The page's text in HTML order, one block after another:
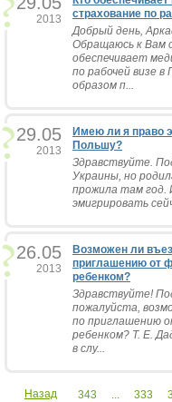
2013
страхование по
Добрый день,
Обращаюсь к Вам
обеспечивает
по рабочей визе
образом п...
29.05
2013
Имею ли я право
Польшу?
Здравствуйте.
Украины, но
прожила там год.
эмигрировать
26.05
2013
Возможен ли
приглашению от
ребенком?
Здравствуйте!
пожалуйста,
по приглашению
ребенком? Т. Е.
в слу...
Назад 343 ... 333